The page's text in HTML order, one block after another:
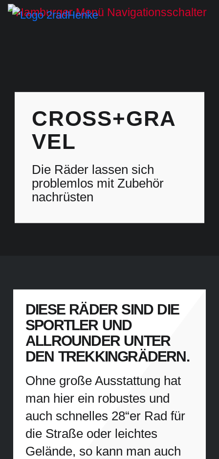
CROSS+GRA
VEL
Die Räder lassen sich
problemlos mit Zubehör
nachrüsten
DIESE RÄDER SIND DIE
SPORTLER UND
ALLROUNDER UNTER
DEN TREKKINGRÄDERN.
Ohne große Ausstattung hat
man hier ein robustes und
auch schnelles 28“er Rad für
die Straße oder leichtes
Gelände, so kann man auch